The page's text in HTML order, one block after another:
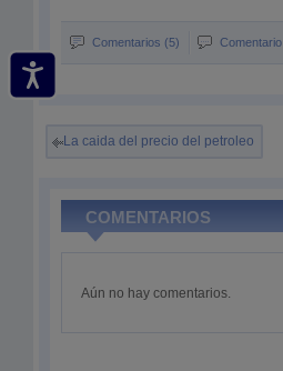
Comentarios (5) Comentario
La caida del precio del petroleo
COMENTARIOS
Aún no hay comentarios.